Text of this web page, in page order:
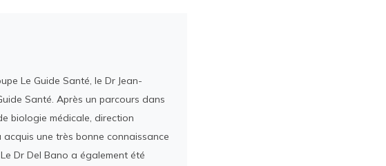
Le Guide Santé, le Dr Jean-
Santé. Après un parcours dans
biologie médicale, direction
une très bonne connaissance
Dr Del Bano a également été